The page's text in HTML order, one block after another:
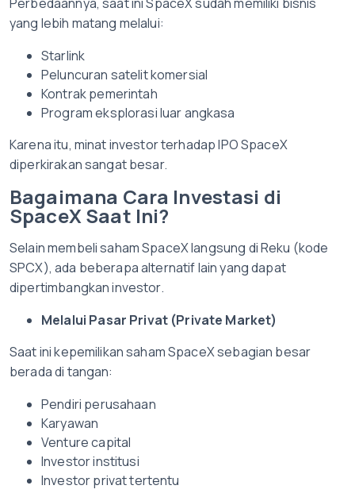
yang lebih matang melalui:
Starlink
Peluncuran satelit komersial
Kontrak pemerintah
Program eksplorasi luar angkasa
Karena itu, minat investor terhadap IPO SpaceX
diperkirakan sangat besar.
Bagaimana Cara Investasi di
SpaceX Saat Ini?
Selain membeli saham SpaceX langsung di Reku (kode
SPCX), ada beberapa alternatif lain yang dapat
dipertimbangkan investor.
Melalui Pasar Privat (Private Market)
Saat ini kepemilikan saham SpaceX sebagian besar
berada di tangan:
Pendiri perusahaan
Karyawan
Venture capital
Investor institusi
Investor privat tertentu